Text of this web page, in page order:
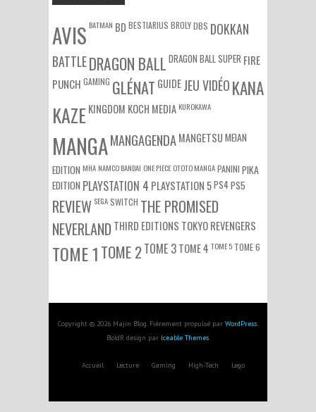
AVIS BATMAN BD BESTIARIUS BROLYDBS DOKKAN
BATTLEDRAGON BALL DRAGON BALL SUPER FIRE
PUNCH GAMING GLÉNAT GUIDEJEU VIDÉOKANA
KAZE KINGDOM KOCH MEDIA KUROKAWA
MANGAMANGAGENDAMANGETSUMEIAN
EDITION MHA NAMCO BANDAI ONE PIECE OTOTO MANGAPANINI PIKA
EDITION PLAYSTATION 4 PLAYSTATION 5PS4PS5
REVIEW SEGASWITCH THE PROMISED
NEVERLAND THIRD EDITIONS TOKYO REVENGERS
TOME 1TOME 2TOME 3TOME 4 TOME 5 TOME 6
Copyright © 2026 Majin Blog. Fièrement propulsé par WordPress
BoldR design par Iceable Themes.
Accueil Lecture Gaming High-Tech Lego